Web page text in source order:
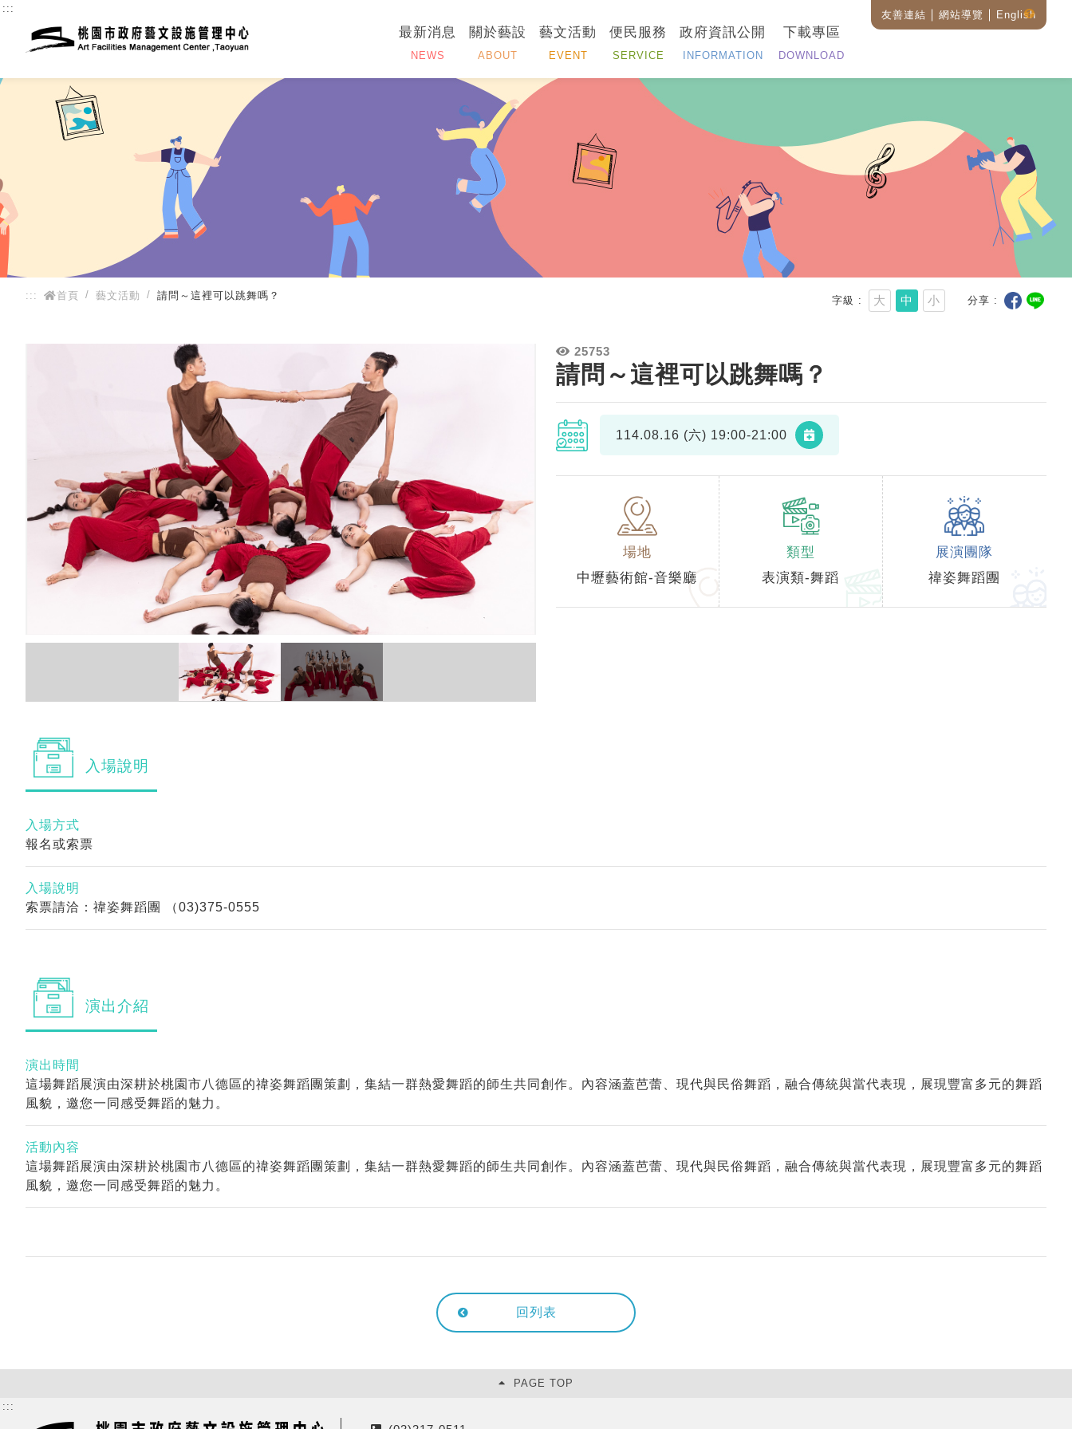
:::
最新消息
NEWS
關於藝設
ABOUT
藝文活動
EVENT
便民服務
SERVICE
政府資訊公開
INFORMATION
下載專區
DOWNLOAD
友善連結 網站導覽 English
::: 首頁 藝文活動 請問～這裡可以跳舞嗎？ 字級 大 中 小 分享
25753
請問～這裡可以跳舞嗎？
114.08.16 (六) 19:00-21:00
場地
中壢藝術館-音樂廳
類型
表演類-舞蹈
展演團隊
禕姿舞蹈團
入場說明
入場方式
報名或索票
入場說明
索票請洽：禕姿舞蹈團 （03)375-0555
演出介紹
演出時間
這場舞蹈展演由深耕於桃園市八德區的禕姿舞蹈團策劃，集結一群熱愛舞蹈的師生共同創作。內容涵蓋芭蕾、現代與民俗舞蹈，融合傳統與當代表現，展現豐富多元的舞蹈
風貌，邀您一同感受舞蹈的魅力。
活動內容
這場舞蹈展演由深耕於桃園市八德區的禕姿舞蹈團策劃，集結一群熱愛舞蹈的師生共同創作。內容涵蓋芭蕾、現代與民俗舞蹈，融合傳統與當代表現，展現豐富多元的舞蹈
風貌，邀您一同感受舞蹈的魅力。
回列表
PAGE TOP
:::